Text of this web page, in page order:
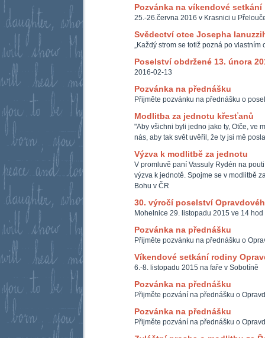
Pozvánka na víkendové setkání
25.-26.června 2016 v Krasnici u
Svědectví otce Josepha
„Každý strom se totiž pozná po vlastním
Poselství obdržené 13. února
2016-02-13
Pozvánka na přednášku
Přijměte pozvánku na přednášku o
Modlitba za jednotu křesťanů
"Aby všichni byli jedno jako ty, Otče, ve
nás, aby tak svět uvěřil, že ty jsi mě
Výzva k modlitbě za jednotu
V promluvě paní Vassuly Rydén na
výzva k jednotě. Spojme se v modlitbě
Bohu v ČR
30. výročí poselství
Mohelnice 29. listopadu 2015 ve 14 hod
Pozvánka na přednášku
Přijměte pozvánku na přednášku o
Víkendové setkání rodiny
6.-8. listopadu 2015 na faře v Sobotíně
Pozvánka na přednášku
Přijměte pozvání na přednášku o
Pozvánka na přednášku
Přijměte pozvání na přednášku o